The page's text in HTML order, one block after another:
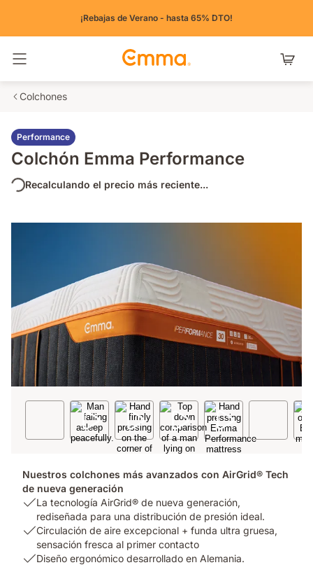
¡Rebajas de Verano - hasta 65% DTO!
Colchones
Performance
Colchón Emma Performance
Recalculando el precio más reciente...
Nuestros colchones más avanzados con AirGrid® Tech
de nueva generación
USP
La
tecnología
AirGrid®
La tecnología AirGrid® de nueva generación,
rediseñada para una distribución de presión ideal.
USP
Circulación
Circulación de aire excepcional + funda ultra gruesa,
sensación fresca al primer contacto
USPDiseño ergonómico desarrollado en Alemania.